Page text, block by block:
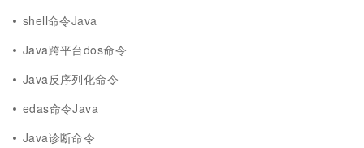
shell命令Java
Java跨平台dos命令
Java反序列化命令
edas命令Java
Java诊断命令